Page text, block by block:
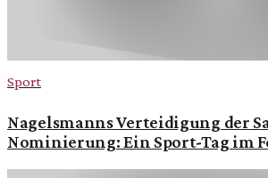
Sport
Nagelsmanns Verteidigung der
Nominierung: Ein Sport-Tag im